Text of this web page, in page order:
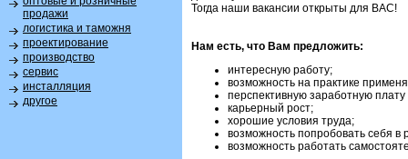
продажи
логистика и таможня
проектирование
производство
сервис
инсталляция
другое
Тогда наши вакансии открыты для ВАС!
Нам есть, что Вам предложить:
интересную работу;
возможность на практике
перспективную заработную плату
карьерный рост;
хорошие условия труда;
возможность попробовать себя в
возможность работать